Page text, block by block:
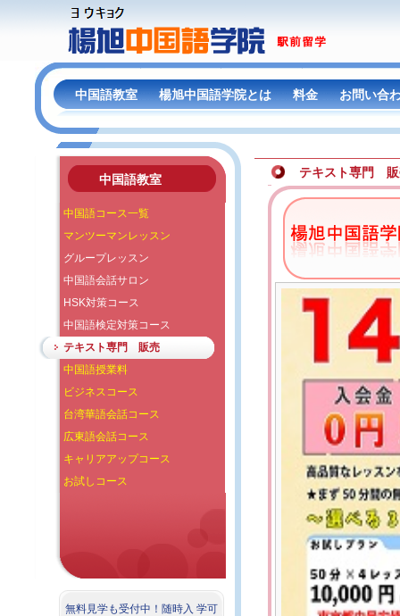
中国語教室 楊旭中国語学院とは 料金 お問い合
中国語教室
中国語コース一覧
マンツーマンレッスン
グループレッスン
中国語会話サロン
HSK対策コース
中国語検定対策コース
テキスト専門 販売
中国語授業料
ビジネスコース
台湾華語会話コース
広東語会話コース
キャリアアップコース
お試しコース
無料見学も受付中！随時入 学可
テキスト専門